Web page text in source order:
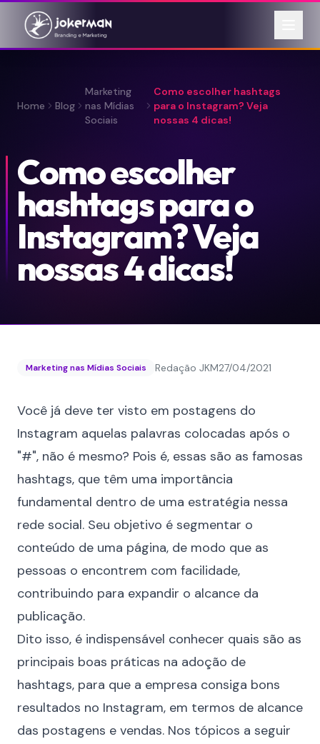
Home Blog
Marketing
nas Mídias
Sociais
Como escolher hashtags
para o Instagram? Veja
nossas 4 dicas!
Como escolher
hashtags para o
Instagram? Veja
nossas 4 dicas!
Marketing nas Mídias Sociais Redação JKM27/04/2021
Você já deve ter visto em postagens do
Instagram aquelas palavras colocadas após o
"#", não é mesmo? Pois é, essas são as famosas
hashtags, que têm uma importância
fundamental dentro de uma estratégia nessa
rede social. Seu objetivo é segmentar o
conteúdo de uma página, de modo que as
pessoas o encontrem com facilidade,
contribuindo para expandir o alcance da
publicação.
Dito isso, é indispensável conhecer quais são as
principais boas práticas na adoção de
hashtags, para que a empresa consiga bons
resultados no Instagram, em termos de alcance
das postagens e vendas. Nos tópicos a seguir